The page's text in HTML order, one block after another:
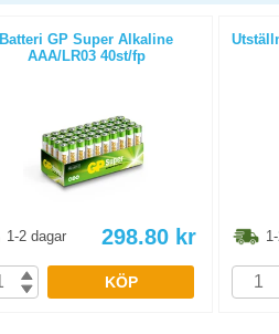
Batteri GP Super Alkaline
AAA/LR03 40st/fp
1-2 dagar 298.80 kr
KÖP